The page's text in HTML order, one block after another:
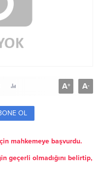
A+ A-
OL
mahkemeye başvurdu.
geçerli olmadığını belirtip,